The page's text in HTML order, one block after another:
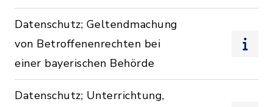
Datenschutz; Geltendmachung
von Betroffenenrechten bei
einer bayerischen Behörde
Datenschutz; Unterrichtung,